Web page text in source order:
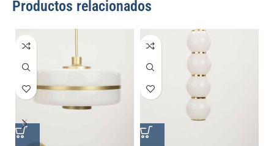
Productos relacionados